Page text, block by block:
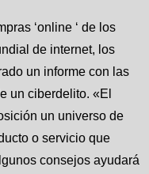
‘online ‘ de los
de internet, los
un informe con las
un ciberdelito. «El
un universo de
o servicio que
consejos ayudará